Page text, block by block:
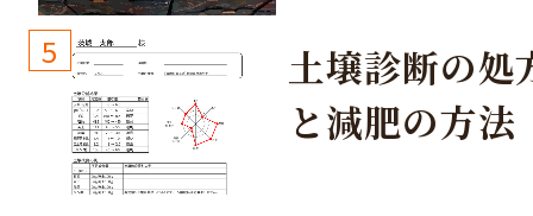
しょう！
5
土壌診断の処
と減肥の方法